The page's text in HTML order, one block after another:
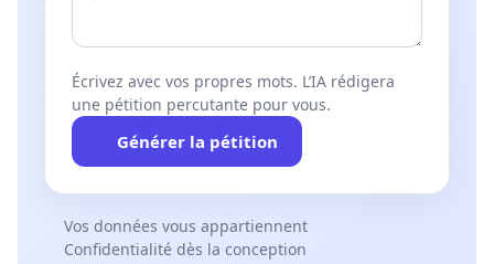
Écrivez avec vos propres mots. L’IA rédigera
une pétition percutante pour vous.
Générer la pétition
Vos données vous appartiennent
Confidentialité dès la conception